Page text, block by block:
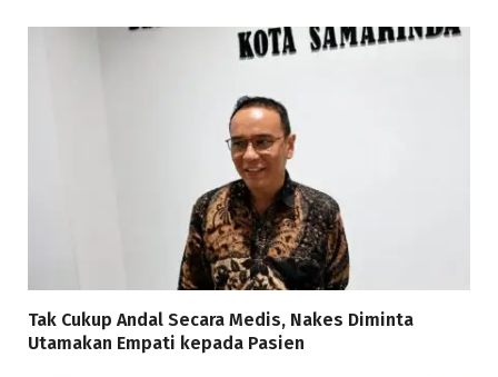
Tak Cukup Andal Secara Medis, Nakes Diminta
Utamakan Empati kepada Pasien